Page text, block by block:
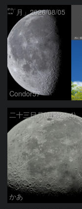
「月」2026/08/05
Condor57
二十三日月(月齢21.4)
かあ